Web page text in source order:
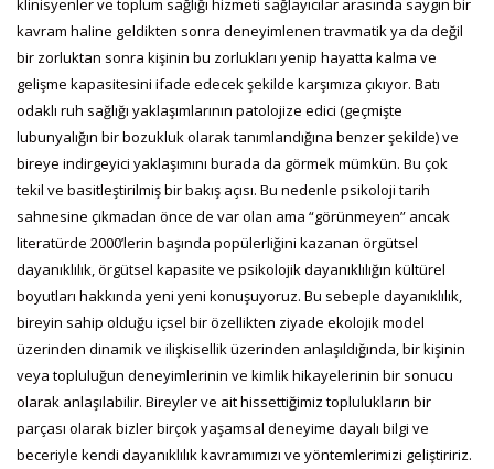
klinisyenler ve toplum sağlığı hizmeti sağlayıcılar arasında saygın bir
kavram haline geldikten sonra deneyimlenen travmatik ya da değil
bir zorluktan sonra kişinin bu zorlukları yenip hayatta kalma ve
gelişme kapasitesini ifade edecek şekilde karşımıza çıkıyor. Batı
odaklı ruh sağlığı yaklaşımlarının patolojize edici (geçmişte
lubunyalığın bir bozukluk olarak tanımlandığına benzer şekilde) ve
bireye indirgeyici yaklaşımını burada da görmek mümkün. Bu çok
tekil ve basitleştirilmiş bir bakış açısı. Bu nedenle psikoloji tarih
sahnesine çıkmadan önce de var olan ama “görünmeyen” ancak
literatürde 2000’lerin başında popülerliğini kazanan örgütsel
dayanıklılık, örgütsel kapasite ve psikolojik dayanıklılığın kültürel
boyutları hakkında yeni yeni konuşuyoruz. Bu sebeple dayanıklılık,
bireyin sahip olduğu içsel bir özellikten ziyade ekolojik model
üzerinden dinamik ve ilişkisellik üzerinden anlaşıldığında, bir kişinin
veya topluluğun deneyimlerinin ve kimlik hikayelerinin bir sonucu
olarak anlaşılabilir. Bireyler ve ait hissettiğimiz toplulukların bir
parçası olarak bizler birçok yaşamsal deneyime dayalı bilgi ve
beceriyle kendi dayanıklılık kavramımızı ve yöntemlerimizi geliştiririz.